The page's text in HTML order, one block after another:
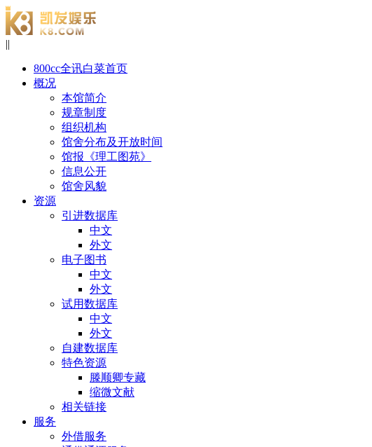
||
800cc全讯白菜首页
概况
本馆简介
规章制度
组织机构
馆舍分布及开放时间
馆报《理工图苑》
信息公开
馆舍风貌
资源
引进数据库
中文
外文
电子图书
中文
外文
试用数据库
中文
外文
自建数据库
特色资源
滕顺卿专藏
缩微文献
相关链接
服务
外借服务